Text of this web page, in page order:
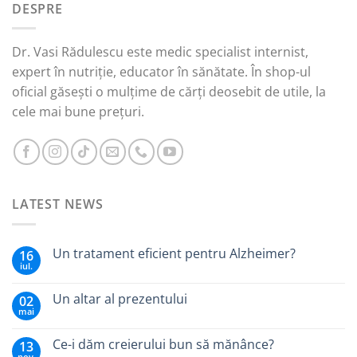
DESPRE
Dr. Vasi Rădulescu este medic specialist internist,
expert în nutriție, educator în sănătate. În shop-ul
oficial găsești o mulțime de cărți deosebit de utile, la
cele mai bune prețuri.
LATEST NEWS
16
iul.
Un tratament eficient pentru Alzheimer?
02
mai
Un altar al prezentului
13 Ce-i dăm creierului bun să mănânce?